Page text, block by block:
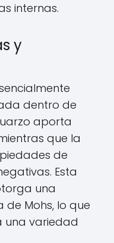
internas.
y
dentro de
aporta
que la
de
Esta
una
de Mohs, lo que
una variedad